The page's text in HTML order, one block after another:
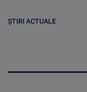
ȘTIRI ACTUALE